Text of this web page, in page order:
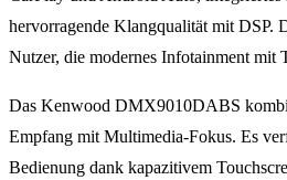
hervorragende Klangqualität mit DSP.
Nutzer, die modernes Infotainment mit
Das Kenwood DMX9010DABS
Empfang mit Multimedia-Fokus. Es
Bedienung dank kapazitivem